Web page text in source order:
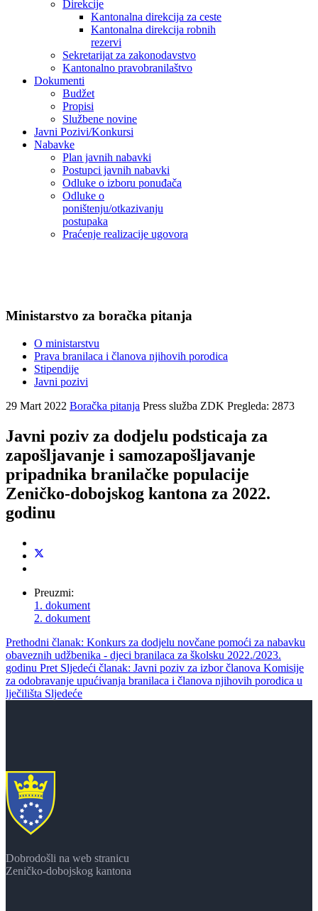
Direkcije
Kantonalna direkcija za ceste
Kantonalna direkcija robnih
rezervi
Sekretarijat za zakonodavstvo
Kantonalno pravobranilaštvo
Dokumenti
Budžet
Propisi
Službene novine
Javni Pozivi/Konkursi
Nabavke
Plan javnih nabavki
Postupci javnih nabavki
Odluke o izboru ponuđača
Odluke o
poništenju/otkazivanju
postupaka
Praćenje realizacije ugovora
Ministarstvo za boračka pitanja
O ministarstvu
Prava branilaca i članova njihovih porodica
Stipendije
Javni pozivi
29 Mart 2022 Boračka pitanja Press služba ZDK Pregleda: 2873
Javni poziv za dodjelu podsticaja za
zapošljavanje i samozapošljavanje
pripadnika branilačke populacije
Zeničko-dobojskog kantona za 2022.
godinu
Preuzmi:
1. dokument
2. dokument
Prethodni članak: Konkurs za dodjelu novčane pomoći za nabavku
obaveznih udžbenika - djeci branilaca za školsku 2022./2023.
godinu Pret Sljedeći članak: Javni poziv za izbor članova Komisije
za odobravanje upućivanja branilaca i članova njihovih porodica u
lječilišta Sljedeće
Dobrodošli na web stranicu
Zeničko-dobojskog kantona